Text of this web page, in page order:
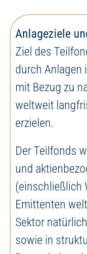
Anlageziele
Ziel des
durch Anlagen
mit Bezug zu
weltweit
erzielen.
Der Teilfonds
und
(einschließlich
Emittenten
Sektor
sowie in